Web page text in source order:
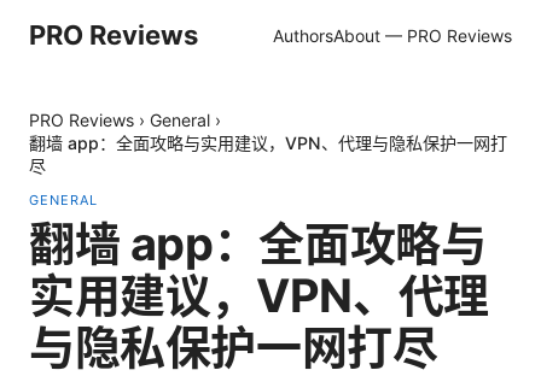
PRO Reviews AuthorsAbout — PRO Reviews
PRO Reviews › General ›
翻墙 app：全面攻略与实用建议，VPN、代理与隐私保护一网打
尽
GENERAL
翻墙 app：全面攻略与
实用建议，VPN、代理
与隐私保护一网打尽